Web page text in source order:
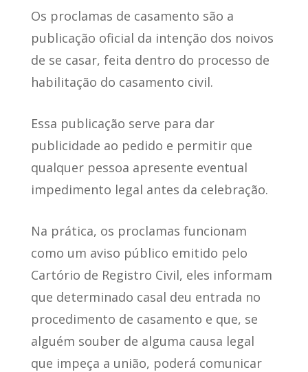
Os proclamas de casamento são a
publicação oficial da intenção dos noivos
de se casar, feita dentro do processo de
habilitação do casamento civil.
Essa publicação serve para dar
publicidade ao pedido e permitir que
qualquer pessoa apresente eventual
impedimento legal antes da celebração.
Na prática, os proclamas funcionam
como um aviso público emitido pelo
Cartório de Registro Civil, eles informam
que determinado casal deu entrada no
procedimento de casamento e que, se
alguém souber de alguma causa legal
que impeça a união, poderá comunicar